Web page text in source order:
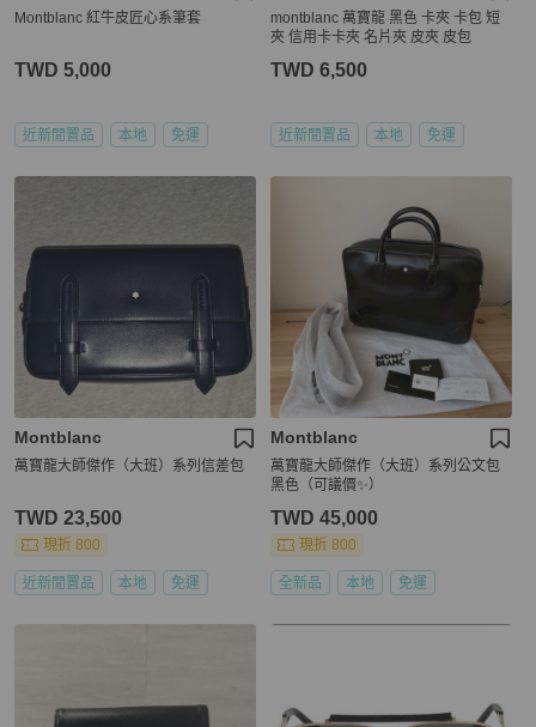
Montblanc 紅牛皮匠心系筆套
TWD 5,000
近新閒置品 本地 免運
montblanc 萬寶龍 黑色 卡夾 卡包 短
夾 信用卡卡夾 名片夾 皮夾 皮包
TWD 6,500
近新閒置品 本地 免運
Montblanc
萬寶龍大師傑作（大班）系列信差包
TWD 23,500
現折 800
近新閒置品 本地 免運
Montblanc
萬寶龍大師傑作（大班）系列公文包
黑色（可議價✨）
TWD 45,000
現折 800
全新品 本地 免運